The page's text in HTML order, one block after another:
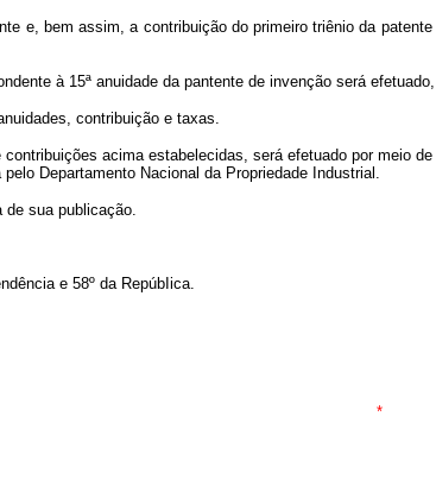
bem assim, a contribuição do primeiro triênio da
à 15ª anuidade da pantente de invenção será
contribuição e taxas.
acima estabelecidas, será efetuado por meio
Departamento Nacional da Propriedade Industrial.
de sua publicação.
e 58º da RepúbIica.
*